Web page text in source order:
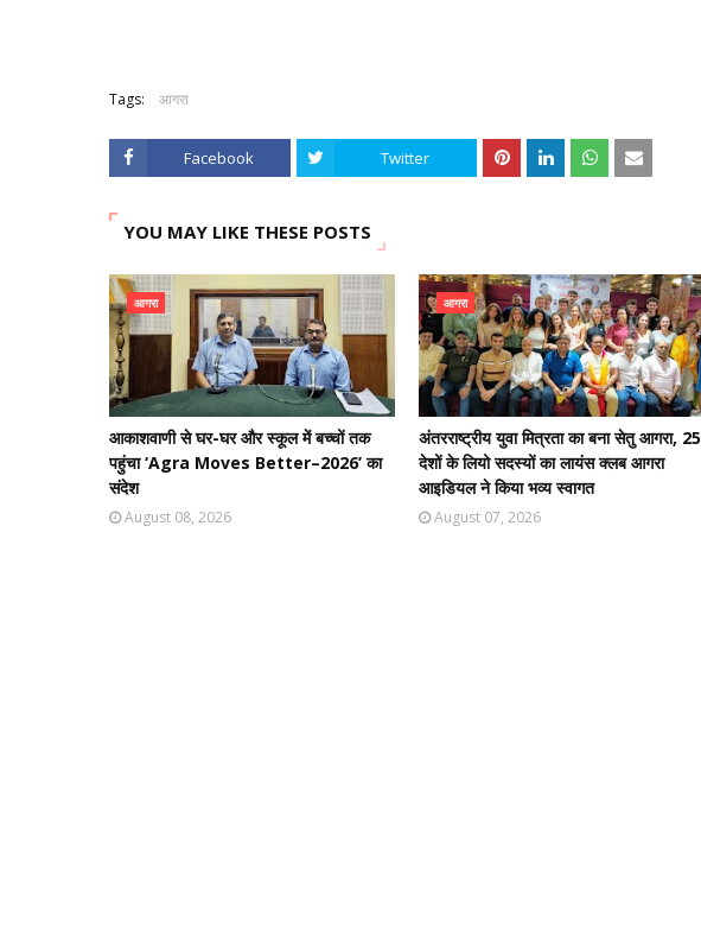
Tags: आगरा
Facebook Twitter
YOU MAY LIKE THESE POSTS
आगरा
आकाशवाणी से घर-घर और स्कूल में बच्चों तक
पहुंचा ‘Agra Moves Better–2026’ का
संदेश
August 08, 2026
आगरा
अंतरराष्ट्रीय युवा मित्रता का बना सेतु आगरा, 25
देशों के लियो सदस्यों का लायंस क्लब आगरा
आइडियल ने किया भव्य स्वागत
August 07, 2026